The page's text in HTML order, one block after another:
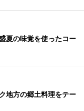
夏の味覚を使ったコー
地方の郷土料理をテー